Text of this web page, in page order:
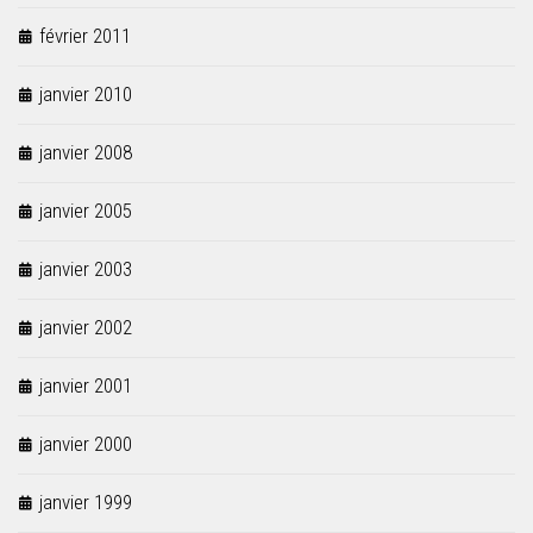
février 2011
janvier 2010
janvier 2008
janvier 2005
janvier 2003
janvier 2002
janvier 2001
janvier 2000
janvier 1999